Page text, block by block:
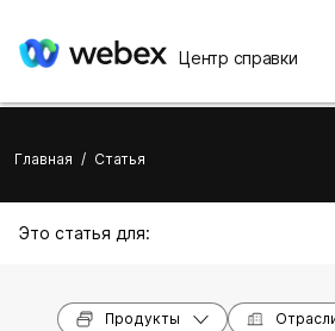
Центр справки
Главная / Статья
Это статья для:
Продукты